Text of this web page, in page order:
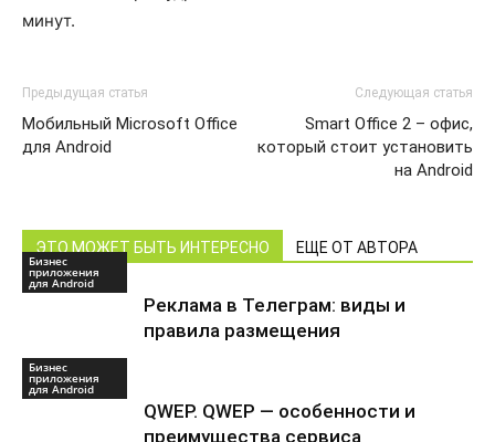
минут.
Предыдущая статья
Мобильный Microsoft Office
для Android
Следующая статья
Smart Office 2 – офис,
который стоит установить
на Android
ЭТО МОЖЕТ БЫТЬ ИНТЕРЕСНО ЕЩЕ ОТ АВТОРА
Бизнес
приложения
для Android
Реклама в Телеграм: виды и
правила размещения
Бизнес
приложения
для Android
QWEP. QWEP — особенности и
преимущества сервиса